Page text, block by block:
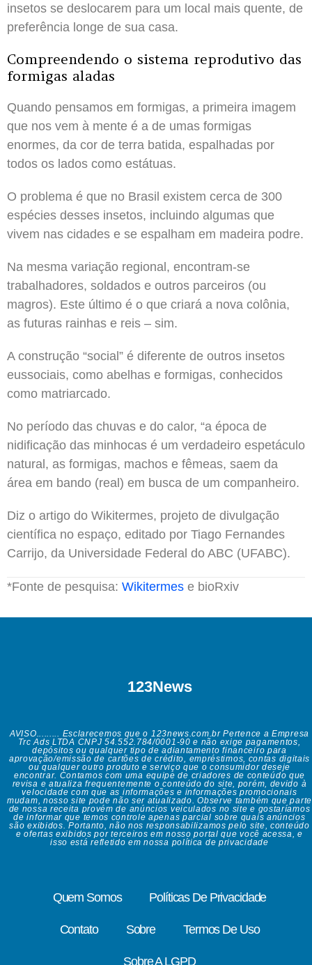
insetos se deslocarem para um local mais quente, de
preferência longe de sua casa.
Compreendendo o sistema reprodutivo das
formigas aladas
Quando pensamos em formigas, a primeira imagem
que nos vem à mente é a de umas formigas
enormes, da cor de terra batida, espalhadas por
todos os lados como estátuas.
O problema é que no Brasil existem cerca de 300
espécies desses insetos, incluindo algumas que
vivem nas cidades e se espalham em madeira podre.
Na mesma variação regional, encontram-se
trabalhadores, soldados e outros parceiros (ou
magros). Este último é o que criará a nova colônia,
as futuras rainhas e reis – sim.
A construção “social” é diferente de outros insetos
eussociais, como abelhas e formigas, conhecidos
como matriarcado.
No período das chuvas e do calor, “a época de
nidificação das minhocas é um verdadeiro espetáculo
natural, as formigas, machos e fêmeas, saem da
área em bando (real) em busca de um companheiro.
Diz o artigo do Wikitermes, projeto de divulgação
científica no espaço, editado por Tiago Fernandes
Carrijo, da Universidade Federal do ABC (UFABC).
*Fonte de pesquisa: Wikitermes e bioRxiv
123News
AVISO......... Esclarecemos que o 123news.com.br Pertence a Empresa
Trc Ads LTDA CNPJ 54.552.784/0001-90 e não exige pagamentos,
depósitos ou qualquer tipo de adiantamento financeiro para
aprovação/emissão de cartões de crédito, empréstimos, contas digitais
ou qualquer outro produto e serviço que o consumidor deseje
encontrar. Contamos com uma equipe de criadores de conteúdo que
revisa e atualiza frequentemente o conteúdo do site, porém, devido à
velocidade com que as informações e informações promocionais
mudam, nosso site pode não ser atualizado. Observe também que parte
de nossa receita provém de anúncios veiculados no site e gostaríamos
de informar que temos controle apenas parcial sobre quais anúncios
são exibidos. Portanto, não nos responsabilizamos pelo site, conteúdo
e ofertas exibidos por terceiros em nosso portal que você acessa, e
isso está refletido em nossa política de privacidade
Quem Somos Políticas De Privacidade
Contato Sobre Termos De Uso
Sobre A LGPD